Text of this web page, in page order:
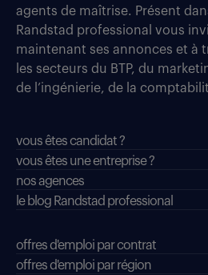
agents de maîtrise. Présent
Randstad professional vous
maintenant ses annonces et à
les secteurs du BTP, du
de l’ingénierie, de la
vous êtes candidat ?
vous êtes une entreprise ?
nos agences
le blog Randstad professional
offres d'emploi par contrat
offres d'emploi par région